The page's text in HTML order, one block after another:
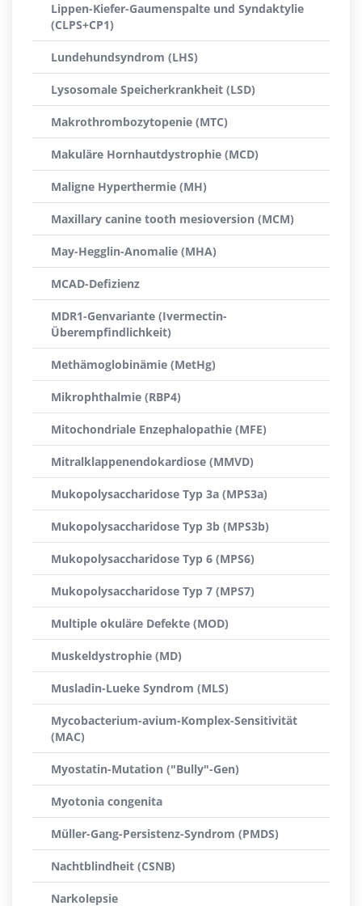
Lippen-Kiefer-Gaumenspalte und Syndaktylie
(CLPS+CP1)
Lundehundsyndrom (LHS)
Lysosomale Speicherkrankheit (LSD)
Makrothrombozytopenie (MTC)
Makuläre Hornhautdystrophie (MCD)
Maligne Hyperthermie (MH)
Maxillary canine tooth mesioversion (MCM)
May-Hegglin-Anomalie (MHA)
MCAD-Defizienz
MDR1-Genvariante (Ivermectin-
Überempfindlichkeit)
Methämoglobinämie (MetHg)
Mikrophthalmie (RBP4)
Mitochondriale Enzephalopathie (MFE)
Mitralklappenendokardiose (MMVD)
Mukopolysaccharidose Typ 3a (MPS3a)
Mukopolysaccharidose Typ 3b (MPS3b)
Mukopolysaccharidose Typ 6 (MPS6)
Mukopolysaccharidose Typ 7 (MPS7)
Multiple okuläre Defekte (MOD)
Muskeldystrophie (MD)
Musladin-Lueke Syndrom (MLS)
Mycobacterium-avium-Komplex-Sensitivität
(MAC)
Myostatin-Mutation ("Bully"-Gen)
Myotonia congenita
Müller-Gang-Persistenz-Syndrom (PMDS)
Nachtblindheit (CSNB)
Narkolepsie